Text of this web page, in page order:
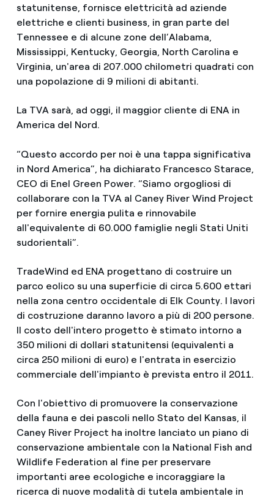
statunitense, fornisce elettricità ad aziende
elettriche e clienti business, in gran parte del
Tennessee e di alcune zone dell’Alabama,
Mississippi, Kentucky, Georgia, North Carolina e
Virginia, un'area di 207.000 chilometri quadrati con
una popolazione di 9 milioni di abitanti.
La TVA sarà, ad oggi, il maggior cliente di ENA in
America del Nord.
“Questo accordo per noi è una tappa significativa
in Nord America”, ha dichiarato Francesco Starace,
CEO di Enel Green Power. “Siamo orgogliosi di
collaborare con la TVA al Caney River Wind Project
per fornire energia pulita e rinnovabile
all'equivalente di 60.000 famiglie negli Stati Uniti
sudorientali”.
TradeWind ed ENA progettano di costruire un
parco eolico su una superficie di circa 5.600 ettari
nella zona centro occidentale di Elk County. I lavori
di costruzione daranno lavoro a più di 200 persone.
Il costo dell'intero progetto è stimato intorno a
350 milioni di dollari statunitensi (equivalenti a
circa 250 milioni di euro) e l'entrata in esercizio
commerciale dell'impianto è prevista entro il 2011.
Con l'obiettivo di promuovere la conservazione
della fauna e dei pascoli nello Stato del Kansas, il
Caney River Project ha inoltre lanciato un piano di
conservazione ambientale con la National Fish and
Wildlife Federation al fine per preservare
importanti aree ecologiche e incoraggiare la
ricerca di nuove modalità di tutela ambientale in